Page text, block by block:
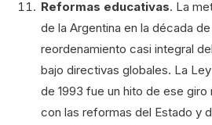
Reformas educativas. La
de la Argentina en la década
reordenamiento casi integral
bajo directivas globales. La
de 1993 fue un hito de ese giro
con las reformas del Estado y